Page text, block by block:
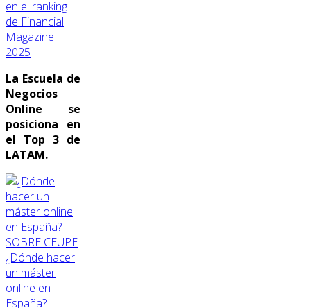
en el ranking
de Financial
Magazine
2025
La Escuela de
Negocios
Online se
posiciona en
el Top 3 de
LATAM.
SOBRE CEUPE
¿Dónde hacer
un máster
online en
España?